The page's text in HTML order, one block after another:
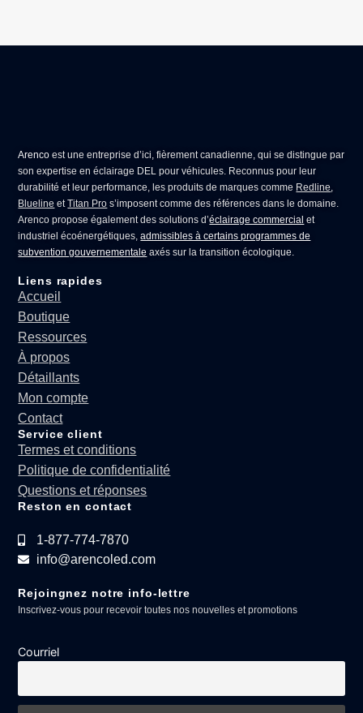
Arenco est une entreprise d’ici, fièrement canadienne, qui se distingue par
son expertise enéclairage DEL pour véhicules . Reconnus pour leur
durabilité et leur performance, les produits de marques comme Redline
Blueline etTitan Pro s’imposent comme des références dans le domaine.
Arenco propose également des solutions d’éclairage commercial et
industriel écoénergétiques,admissibles à certains programmes de
subvention gouvernementale axés sur la transition écologique.
Liens rapides
Accueil
Boutique
Ressources
À propos
Détaillants
Mon compte
Contact
Service client
Termes et conditions
Politique de confidentialité
Questions et réponses
Reston en contact
1-877-774-7870
info@arencoled.com
Rejoingnez notre info-lettre
Inscrivez-vous pour recevoir toutes nos nouvelles et promotions
Courriel